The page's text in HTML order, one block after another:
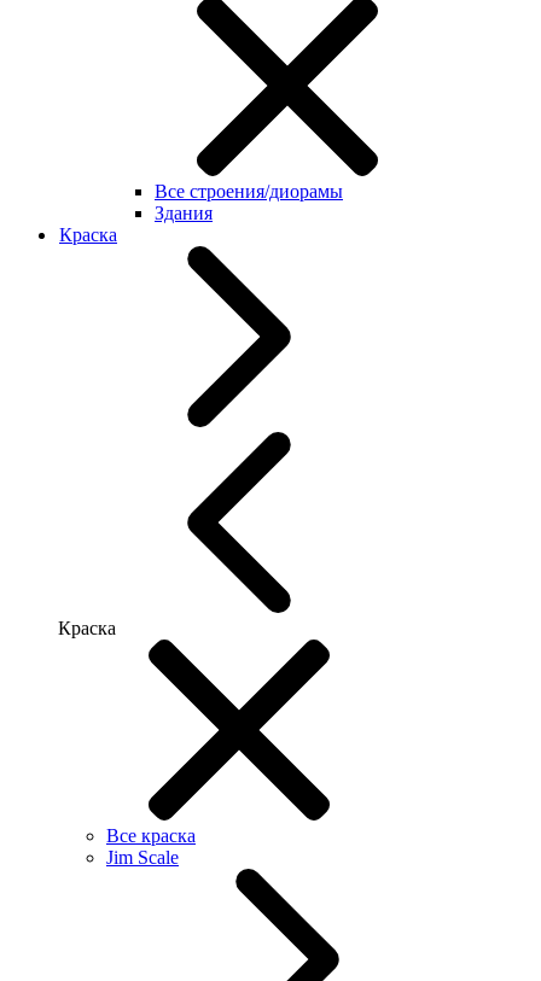
Все строения/диорамы
Здания
Краска
Краска
Все краска
Jim Scale